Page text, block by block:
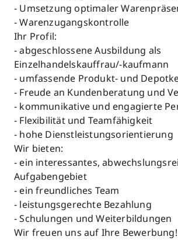
- Umsetzung optimaler
- Warenzugangskontrolle
Ihr Profil:
- abgeschlossene Ausbildung als
Einzelhandelskauffrau/-kaufmann
- umfassende Produkt- und
- Freude an Kundenberatung und
- kommunikative und engagierte
- Flexibilität und Teamfähigkeit
- hohe Dienstleistungsorientierung
Wir bieten:
- ein interessantes,
Aufgabengebiet
- ein freundliches Team
- leistungsgerechte Bezahlung
- Schulungen und Weiterbildungen
Wir freuen uns auf Ihre Bewerbung!